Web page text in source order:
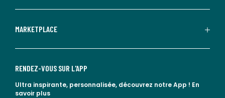
MARKETPLACE
RENDEZ-VOUS SUR L'APP
Ultra inspirante, personnalisée, découvrez notre App ! En
savoir plus